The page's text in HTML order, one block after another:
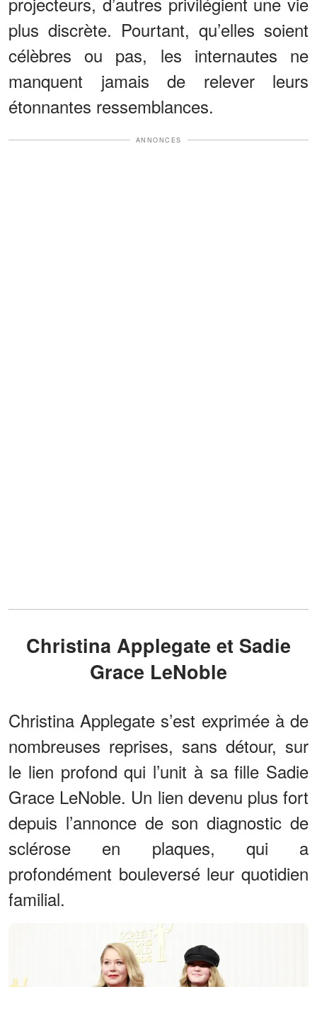
plus discrète. Pourtant, qu’elles soient
célèbres ou pas, les internautes ne
manquent jamais de relever leurs
étonnantes ressemblances.
ANNONCES
Christina Applegate et Sadie
Grace LeNoble
Christina Applegate s’est exprimée à de
nombreuses reprises, sans détour, sur
le lien profond qui l’unit à sa fille Sadie
Grace LeNoble. Un lien devenu plus fort
depuis l’annonce de son diagnostic de
sclérose en plaques, qui a
profondément bouleversé leur quotidien
familial.